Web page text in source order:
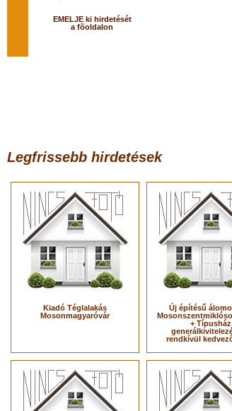
EMELJE ki hirdetését
a fõoldalon
Legfrissebb hirdetések
Kiadó Téglalakás
Mosonmagyaróvár
Új építésű
+ Típusház
rendkívül